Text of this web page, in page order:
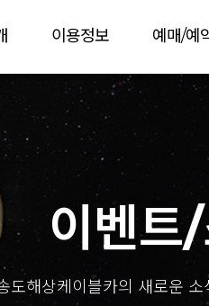
이용정보 예매/예
이벤트
도해상케이블카의 새로운